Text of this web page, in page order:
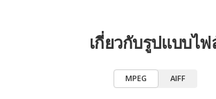
เกี่ยวกับรูปแบบไฟ
MPEG AIFF